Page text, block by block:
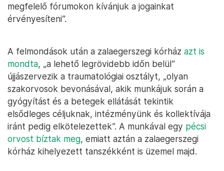
megfelelő fórumokon kívánjuk a jogainkat
érvényesíteni”.
A felmondások után a zalaegerszegi kórház azt is
mondta, „a lehető legrövidebb időn belül”
újjászervezik a traumatológiai osztályt, „olyan
szakorvosok bevonásával, akik munkájuk során a
gyógyítást és a betegek ellátását tekintik
elsődleges céljuknak, intézményünk és kollektívája
iránt pedig elkötelezettek”. A munkával egy pécsi
orvost bíztak meg, emiatt aztán a zalaegerszegi
kórház kihelyezett tanszékként is üzemel majd.